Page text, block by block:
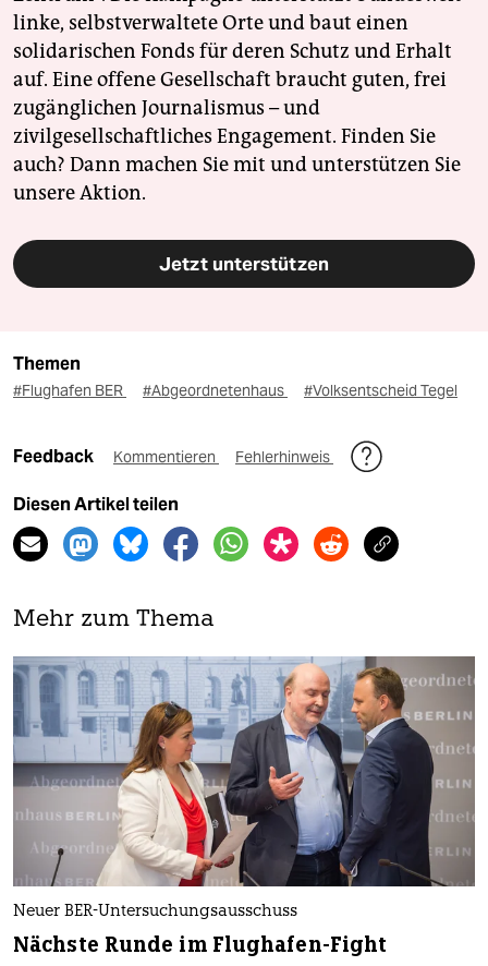
linke, selbstverwaltete Orte und baut einen
solidarischen Fonds für deren Schutz und Erhalt
auf. Eine offene Gesellschaft braucht guten, frei
zugänglichen Journalismus – und
zivilgesellschaftliches Engagement. Finden Sie
auch? Dann machen Sie mit und unterstützen Sie
unsere Aktion.
Jetzt unterstützen
Themen
#Flughafen BER #Abgeordnetenhaus #Volksentscheid Tegel
Feedback Kommentieren Fehlerhinweis
Diesen Artikel teilen
Mehr zum Thema
Neuer BER-Untersuchungsausschuss
Nächste Runde im Flughafen-Fight